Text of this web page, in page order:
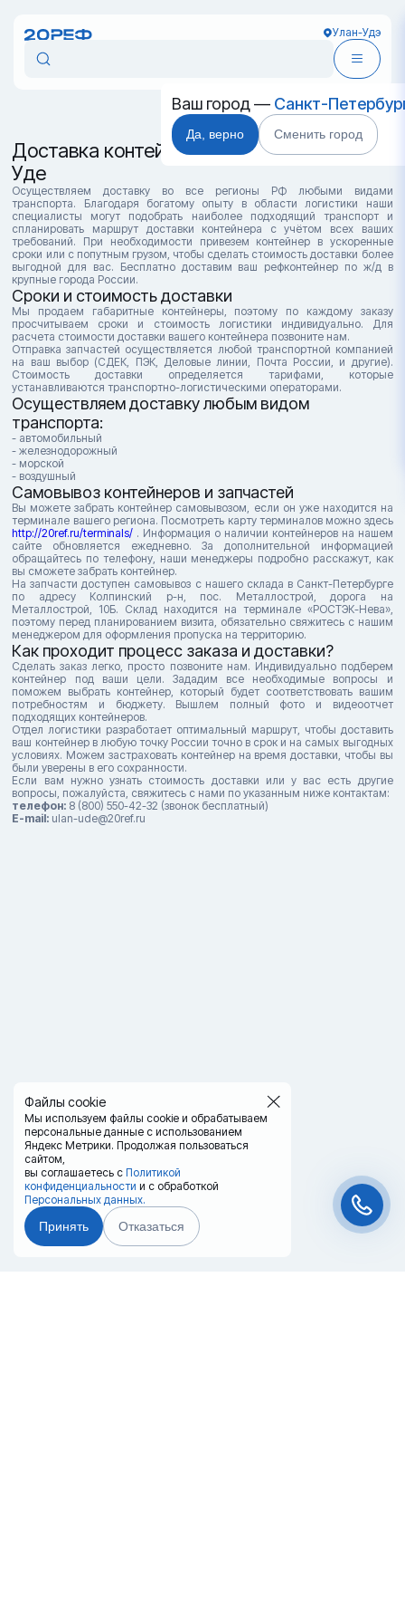
Улан-Удэ
Ваш город — Санкт-
Да, верно Сменить город
Файлы cookie
Мы используем файлы cookie и обрабатываем
персональные данные с использованием
Яндекс Метрики. Продолжая пользоваться
сайтом,
вы соглашаетесь с Политикой
конфиденциальности и с обработкой
Персональных данных.
Принять Отказаться
Доставка контейнеров в Улан-
Уде
Осуществляем доставку во все регионы РФ любыми видами
транспорта. Благодаря богатому опыту в области логистики наши
специалисты могут подобрать наиболее подходящий транспорт и
спланировать маршрут доставки контейнера с учётом всех ваших
требований. При необходимости привезем контейнер в ускоренные
сроки или с попутным грузом, чтобы сделать стоимость доставки более
выгодной для вас. Бесплатно доставим ваш рефконтейнер по ж/д в
крупные города России.
Сроки и стоимость доставки
Мы продаем габаритные контейнеры, поэтому по каждому заказу
просчитываем сроки и стоимость логистики индивидуально. Для
расчета стоимости доставки вашего контейнера позвоните нам.
Отправка запчастей осуществляется любой транспортной компанией
на ваш выбор (СДЕК, ПЭК, Деловые линии, Почта России, и другие).
Стоимость доставки определяется тарифами, которые
устанавливаются транспортно-логистическими операторами.
Осуществляем доставку любым видом
транспорта:
- автомобильный
- железнодорожный
- морской
- воздушный
Самовывоз контейнеров и запчастей
Вы можете забрать контейнер самовывозом, если он уже находится на
терминале вашего региона. Посмотреть карту терминалов можно здесь
http://20ref.ru/terminals/ . Информация о наличии контейнеров на нашем
сайте обновляется ежедневно. За дополнительной информацией
обращайтесь по телефону, наши менеджеры подробно расскажут, как
вы сможете забрать контейнер.
На запчасти доступен самовывоз с нашего склада в Санкт-Петербурге
по адресу Колпинский р-н, пос. Металлострой, дорога на
Металлострой, 10Б. Склад находится на терминале «РОСТЭК-Нева»,
поэтому перед планированием визита, обязательно свяжитесь с нашим
менеджером для оформления пропуска на территорию.
Как проходит процесс заказа и доставки?
Сделать заказ легко, просто позвоните нам. Индивидуально подберем
контейнер под ваши цели. Зададим все необходимые вопросы и
поможем выбрать контейнер, который будет соответствовать вашим
потребностям и бюджету. Вышлем полный фото и видеоотчет
подходящих контейнеров.
Отдел логистики разработает оптимальный маршрут, чтобы доставить
ваш контейнер в любую точку России точно в срок и на самых выгодных
условиях. Можем застраховать контейнер на время доставки, чтобы вы
были уверены в его сохранности.
Если вам нужно узнать стоимость доставки или у вас есть другие
вопросы, пожалуйста, свяжитесь с нами по указанным ниже контактам:
телефон: 8 (800) 550-42-32 (звонок бесплатный)
E-mail: ulan-ude@20ref.ru